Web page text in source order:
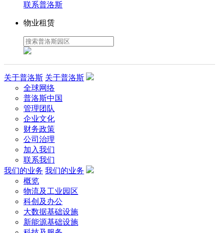
联系普洛斯
物业租赁
关于普洛斯 关于普洛斯
全球网络
普洛斯中国
管理团队
企业文化
财务政策
公司治理
加入我们
联系我们
我们的业务 我们的业务
概览
物流及工业园区
科创及办公
大数据基础设施
新能源基础设施